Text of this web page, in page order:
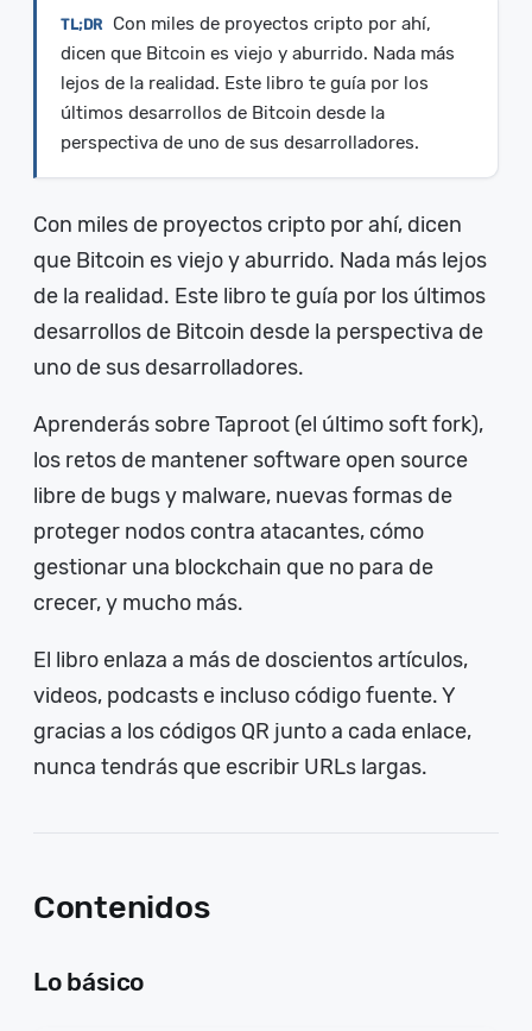
Con miles de proyectos cripto por ahí,
dicen que Bitcoin es viejo y aburrido. Nada más
lejos de la realidad. Este libro te guía por los
últimos desarrollos de Bitcoin desde la
perspectiva de uno de sus desarrolladores.
Con miles de proyectos cripto por ahí, dicen
que Bitcoin es viejo y aburrido. Nada más lejos
de la realidad. Este libro te guía por los últimos
desarrollos de Bitcoin desde la perspectiva de
uno de sus desarrolladores.
Aprenderás sobre Taproot (el último soft fork),
los retos de mantener software open source
libre de bugs y malware, nuevas formas de
proteger nodos contra atacantes, cómo
gestionar una blockchain que no para de
crecer, y mucho más.
El libro enlaza a más de doscientos artículos,
videos, podcasts e incluso código fuente. Y
gracias a los códigos QR junto a cada enlace,
nunca tendrás que escribir URLs largas.
Contenidos
Lo básico